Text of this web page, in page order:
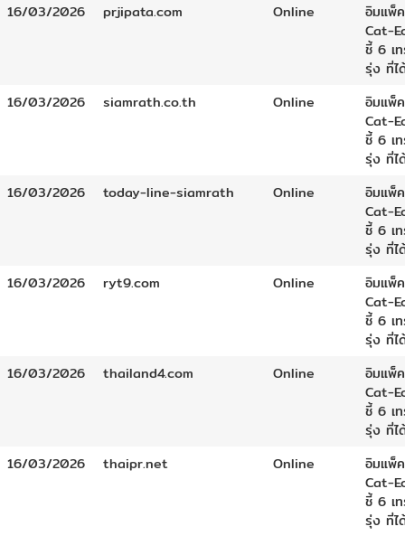
16/03/2026
prjipata.com Online
อิมแพ็
Cat-
ชี้ 6 เ
รุ่ง ที่ไ
16/03/2026
siamrath.co.th Online
อิมแพ็
Cat-
ชี้ 6 เ
รุ่ง ที่ไ
16/03/2026
today-line-siamrath Online
อิมแพ็
Cat-
ชี้ 6 เ
รุ่ง ที่ไ
16/03/2026
ryt9.com Online
อิมแพ็
Cat-
ชี้ 6 เ
รุ่ง ที่ไ
16/03/2026
thailand4.com Online
อิมแพ็
Cat-
ชี้ 6 เ
รุ่ง ที่ไ
16/03/2026
thaipr.net Online
อิมแพ็
Cat-
ชี้ 6 เ
รุ่ง ที่ไ